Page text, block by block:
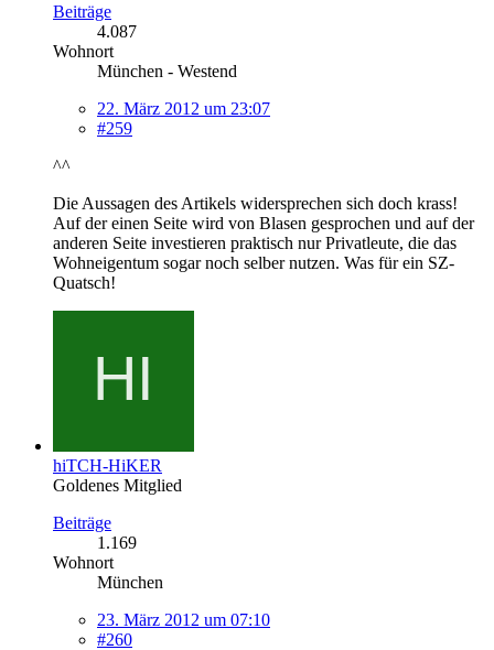
Beiträge
4.087
Wohnort
München - Westend
22. März 2012 um 23:07
#259
^^
Die Aussagen des Artikels widersprechen sich doch krass!
Auf der einen Seite wird von Blasen gesprochen und auf der
anderen Seite investieren praktisch nur Privatleute, die das
Wohneigentum sogar noch selber nutzen. Was für ein SZ-
Quatsch!
hiTCH-HiKER
Goldenes Mitglied
Beiträge
1.169
Wohnort
München
23. März 2012 um 07:10
#260